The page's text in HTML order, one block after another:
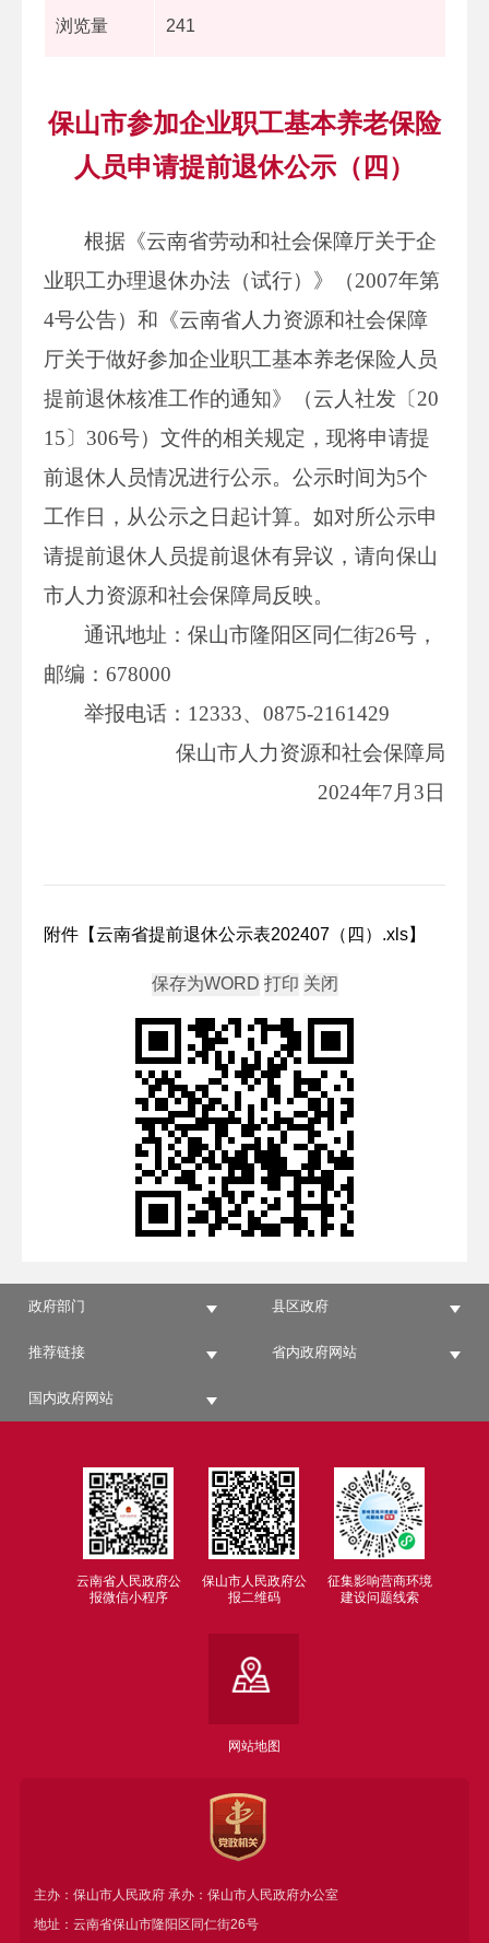
浏览量 241
保山市参加企业职工基本养老保险
人员申请提前退休公示（四）
根据《云南省劳动和社会保障厅关于企
业职工办理退休办法（试行）》（2007年第
4号公告）和《云南省人力资源和社会保障
厅关于做好参加企业职工基本养老保险人员
提前退休核准工作的通知》（云人社发〔20
15〕306号）文件的相关规定，现将申请提
前退休人员情况进行公示。公示时间为5个
工作日，从公示之日起计算。如对所公示申
请提前退休人员提前退休有异议，请向保山
市人力资源和社会保障局反映。
通讯地址：保山市隆阳区同仁街26号，
邮编：678000
举报电话：12333、0875-2161429
保山市人力资源和社会保障局
2024年7月3日
附件【云南省提前退休公示表202407（四）.xls】
政府部门 县区政府
推荐链接 省内政府网站
国内政府网站
云南省人民政府公
报微信小程序
保山市人民政府公
报二维码
征集影响营商环境
建设问题线索
网站地图
主办：保山市人民政府 承办：保山市人民政府办公室
地址：云南省保山市隆阳区同仁街26号